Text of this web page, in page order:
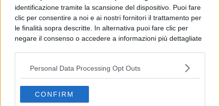
identificazione tramite la scansione del dispositivo. Puoi fare
clic per consentire a noi e ai nostri fornitori il trattamento per
le finalità sopra descritte. In alternativa puoi fare clic per
negare il consenso o accedere a informazioni più dettagliate
possono non richiedere il tuo consenso, ma hai il diritto di
opporti a tale trattamento. Le tue preferenze si
preferenze in qualsiasi momento ritornando su questo sito o
Personal Data Processing Opt Outs
CONFIRM
Addio a Francesco Guccini, il poeta della musica
italiana si è spento